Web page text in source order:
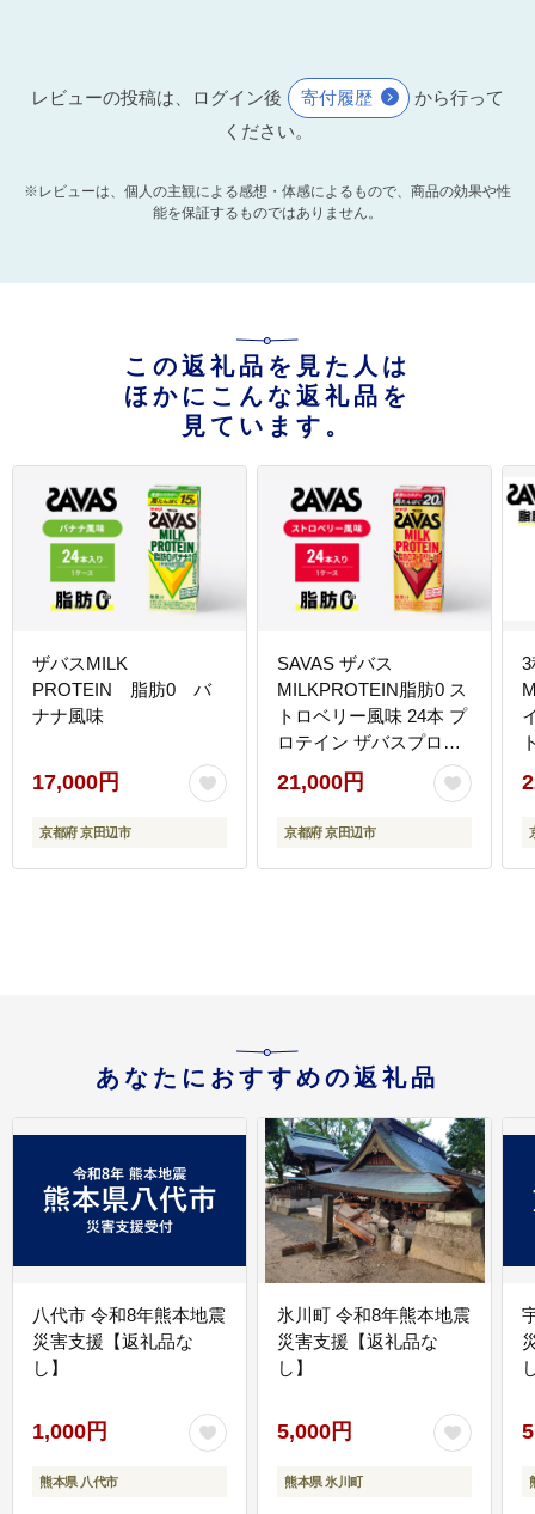
レビューの投稿は、ログイン後 寄付履歴
から行って
ください。
※レビューは、個人の主観による感想・体感によるもので、商品の効果や性
能を保証するものではありません。
この返礼品を見た人は
ほかにこんな返礼品を
見ています。
ザバスMILK
PROTEIN 脂肪0 バ
ナナ風味
17,000円
京都府 京田辺市
SAVAS ザバス
MILKPROTEIN脂肪0 ス
トロベリー風味 24本 プ
ロテイン ザバスプロテ
イン ミルクプロテイン
ドリンク 飲み物 運動後
の水分補給 プロテイン
動 スポーツ 京都 京都府
21,000円
京都府 京田辺市
あなたにおすすめの返礼品
八代市 令和8年熊本地震
災害支援【返礼品な
し】
1,000円
熊本県 八代市
氷川町 令和8年熊本地震
災害支援【返礼品な
し】
5,000円
熊本県 氷川町